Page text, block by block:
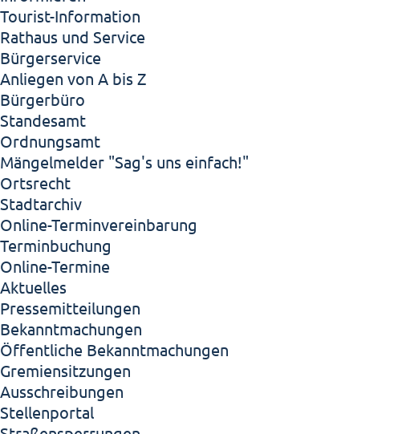
Tourist-Information
Rathaus und Service
Bürgerservice
Anliegen von A bis Z
Bürgerbüro
Standesamt
Ordnungsamt
Mängelmelder "Sag's uns einfach!"
Ortsrecht
Stadtarchiv
Online-Terminvereinbarung
Terminbuchung
Online-Termine
Aktuelles
Pressemitteilungen
Bekanntmachungen
Öffentliche Bekanntmachungen
Gremiensitzungen
Ausschreibungen
Stellenportal